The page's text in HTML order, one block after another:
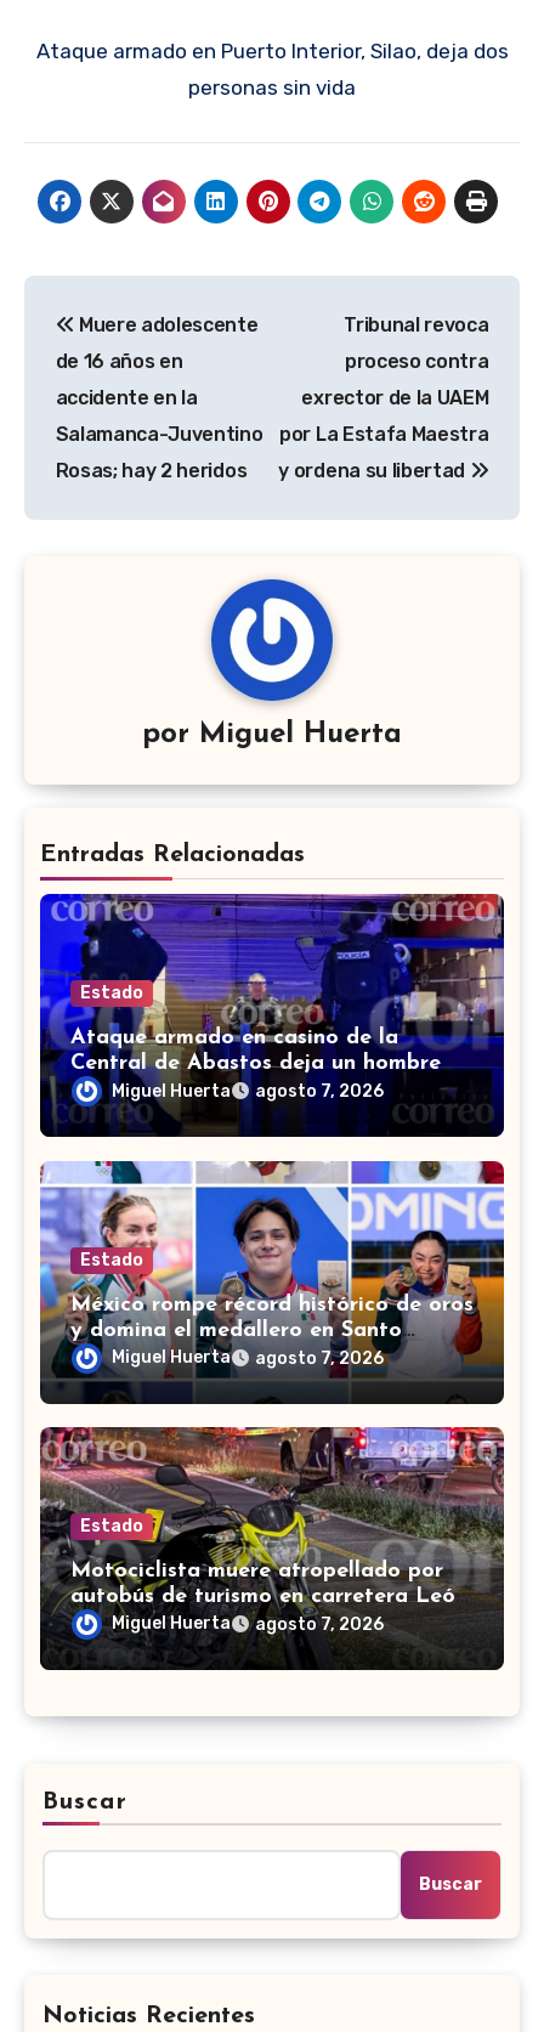
Ataque armado en Puerto Interior, Silao, deja dos
personas sin vida
de
entradas
Muere adolescente
de 16 años en
accidente en la
Salamanca-Juventino
Rosas; hay 2 heridos
Tribunal revoca
proceso contra
exrector de la UAEM
por La Estafa Maestra
y ordena su libertad
por Miguel Huerta
Entradas Relacionadas
Estado
Ataque armado en casino de la
Central de Abastos deja un hombre
muerto en León
Miguel Huerta agosto 7, 2026
Estado
México rompe récord histórico de oros
y domina el medallero en Santo
Domingo 2026
Miguel Huerta agosto 7, 2026
Estado
Motociclista muere atropellado por
autobús de turismo en carretera León-
San Francisco del Rincón
Miguel Huerta agosto 7, 2026
Buscar
Buscar
Noticias Recientes